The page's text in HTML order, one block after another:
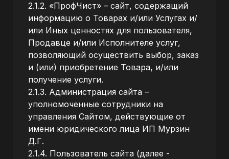
2.1.2. «ПрофЧист» – сайт, содержащий
информацию о Товарах и/или Услугах и/
или Иных ценностях для пользователя,
Продавце и/или Исполнителе услуг,
позволяющий осуществить выбор, заказ
и (или) приобретение Товара, и/или
получение услуги.
2.1.3. Администрация сайта –
уполномоченные сотрудники на
управления Сайтом, действующие от
имени юридического лица ИП Мурзин
Д.Г.
2.1.4. Пользователь сайта (далее -